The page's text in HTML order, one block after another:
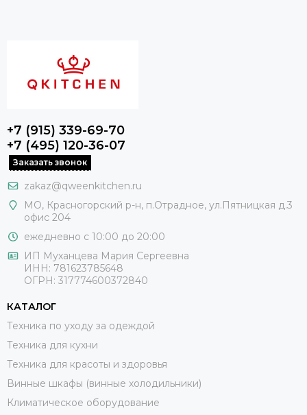
+7 (915) 339-69-70
+7 (495) 120-36-07
Заказать звонок
zakaz@qweenkitchen.ru
МО, Красногорский р-н, п.Отрадное, ул.Пятницкая д.3
офис 204
ежедневно с 10:00 до 20:00
ИП Муханцева Мария Сергеевна
ИНН: 781623785648
ОГРН: 317774600372840
КАТАЛОГ
Техника по уходу за одеждой
Техника для кухни
Техника для красоты и здоровья
Винные шкафы (винные холодильники)
Климатическое оборудование